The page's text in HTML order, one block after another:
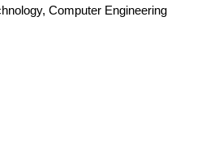
Computer Engineering